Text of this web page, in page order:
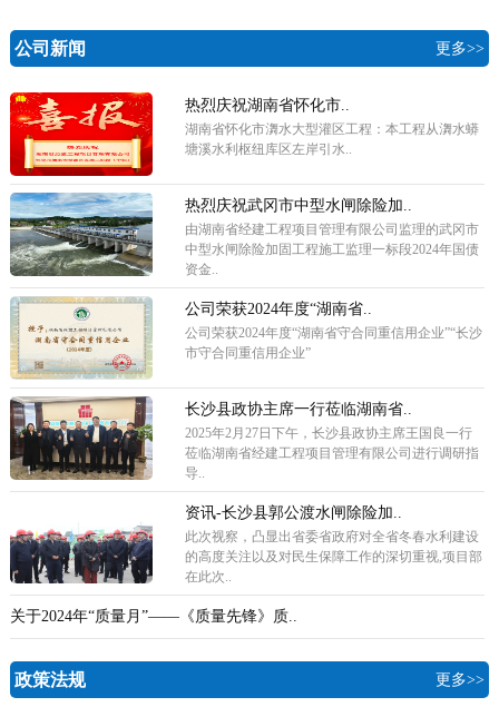
公司新闻 更多>>
热烈庆祝湖南省怀化市..
湖南省怀化市㵲水大型灌区工程：本工程从㵲水蟒
塘溪水利枢纽库区左岸引水..
热烈庆祝武冈市中型水闸除险加..
由湖南省经建工程项目管理有限公司监理的武冈市
中型水闸除险加固工程施工监理一标段2024年国债
资金..
公司荣获2024年度“湖南省..
公司荣获2024年度“湖南省守合同重信用企业”“长沙
市守合同重信用企业”
长沙县政协主席一行莅临湖南省..
2025年2月27日下午，长沙县政协主席王国良一行
莅临湖南省经建工程项目管理有限公司进行调研指
导..
资讯-长沙县郭公渡水闸除险加..
此次视察，凸显出省委省政府对全省冬春水利建设
的高度关注以及对民生保障工作的深切重视,项目部
在此次..
关于2024年“质量月”——《质量先锋》质..
政策法规 更多>>